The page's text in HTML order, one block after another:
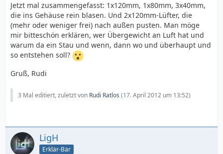
Jetzt mal zusammengefasst: 1x120mm, 1x80mm, 3x40mm,
die ins Gehäuse rein blasen. Und 2x120mm-Lüfter, die
(mehr oder weniger frei) nach außen pusten. Man möge
mir bitteschön erklären, wer Übergewicht an Luft hat und
warum da ein Stau und wenn, dann wo und überhaupt und
so entstehen soll?
Gruß, Rudi
3 Mal editiert, zuletzt von Rudi Ratlos (17. April 2012 um 13:52)
LigH
Erklär-Bär